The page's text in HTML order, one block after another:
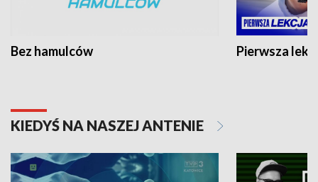
Bez hamulców Pierwsza
KIEDYŚ NA NASZEJ ANTENIE